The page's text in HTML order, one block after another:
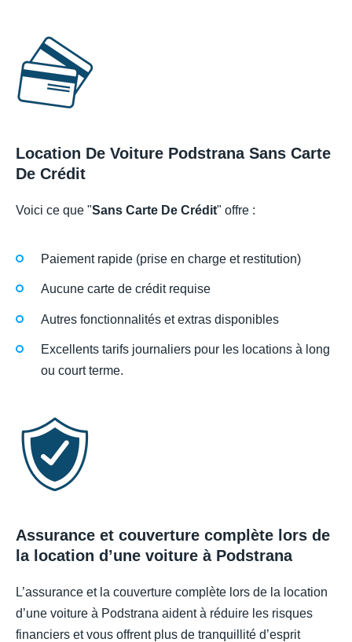
Location De Voiture Podstrana Sans Carte
De Crédit
Voici ce que "Sans Carte De Crédit" offre :
Paiement rapide (prise en charge et restitution)
Aucune carte de crédit requise
Autres fonctionnalités et extras disponibles
Excellents tarifs journaliers pour les locations à long
ou court terme.
Assurance et couverture complète lors de
la location d’une voiture à Podstrana
L’assurance et la couverture complète lors de la location
d’une voiture à Podstrana aident à réduire les risques
financiers et vous offrent plus de tranquillité d’esprit